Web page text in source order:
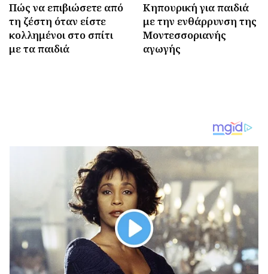
Πώς να επιβιώσετε από
τη ζέστη όταν είστε
κολλημένοι στο σπίτι
με τα παιδιά
Κηπουρική για παιδιά
με την ενθάρρυνση της
Μοντεσσοριανής
αγωγής